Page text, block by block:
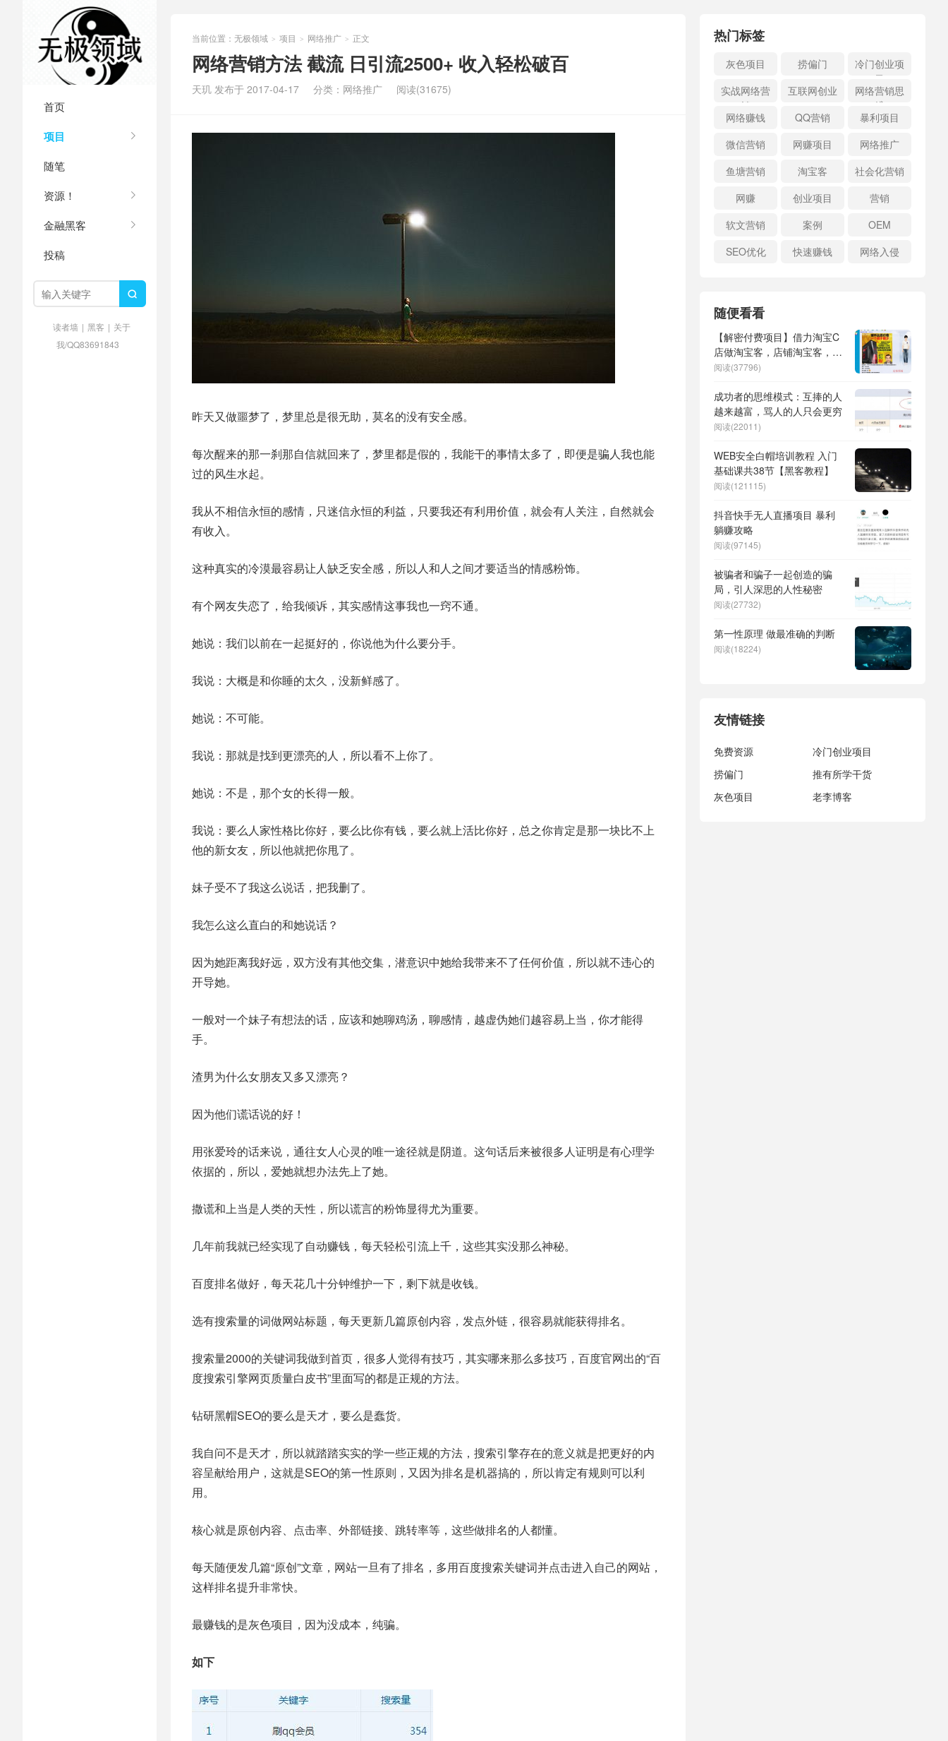
首页
项目
随笔
资源！
金融黑客
投稿

读者墙 | 黑客 | 关于
我/QQ83691843
当前位置： 无极领域 > 项目 > 网络推广 > 正文
网络营销方法 截流 日引流2500+ 收入轻松破百
天玑 发布于 2017-04-17 分类： 网络推广 阅读(31675)
昨天又做噩梦了，梦里总是很无助，莫名的没有安全感。
每次醒来的那一刹那自信就回来了，梦里都是假的，我能干的事情太多了，即便是骗人我也能
过的风生水起。
我从不相信永恒的感情，只迷信永恒的利益，只要我还有利用价值，就会有人关注，自然就会
有收入。
这种真实的冷漠最容易让人缺乏安全感，所以人和人之间才要适当的情感粉饰。
有个网友失恋了，给我倾诉，其实感情这事我也一窍不通。
她说：我们以前在一起挺好的，你说他为什么要分手。
我说：大概是和你睡的太久，没新鲜感了。
她说：不可能。
我说：那就是找到更漂亮的人，所以看不上你了。
她说：不是，那个女的长得一般。
我说：要么人家性格比你好，要么比你有钱，要么就上活比你好，总之你肯定是那一块比不上
他的新女友，所以他就把你甩了。
妹子受不了我这么说话，把我删了。
我怎么这么直白的和她说话？
因为她距离我好远，双方没有其他交集，潜意识中她给我带来不了任何价值，所以就不违心的
开导她。
一般对一个妹子有想法的话，应该和她聊鸡汤，聊感情，越虚伪她们越容易上当，你才能得
手。
渣男为什么女朋友又多又漂亮？
因为他们谎话说的好！
用张爱玲的话来说，通往女人心灵的唯一途径就是阴道。这句话后来被很多人证明是有心理学
依据的，所以，爱她就想办法先上了她。
撒谎和上当是人类的天性，所以谎言的粉饰显得尤为重要。
几年前我就已经实现了自动赚钱，每天轻松引流上千，这些其实没那么神秘。
百度排名做好，每天花几十分钟维护一下，剩下就是收钱。
选有搜索量的词做网站标题，每天更新几篇原创内容，发点外链，很容易就能获得排名。
搜索量2000的关键词我做到首页，很多人觉得有技巧，其实哪来那么多技巧，百度官网出的“百
度搜索引擎网页质量白皮书”里面写的都是正规的方法。
钻研黑帽SEO的要么是天才，要么是蠢货。
我自问不是天才，所以就踏踏实实的学一些正规的方法，搜索引擎存在的意义就是把更好的内
容呈献给用户，这就是SEO的第一性原则，又因为排名是机器搞的，所以肯定有规则可以利
用。
核心就是原创内容、点击率、外部链接、跳转率等，这些做排名的人都懂。
每天随便发几篇“原创”文章，网站一旦有了排名，多用百度搜索关键词并点击进入自己的网站，
这样排名提升非常快。
最赚钱的是灰色项目，因为没成本，纯骗。
如下
热门标签
灰色项目 捞偏门
冷门创业项
目
实战网络营
销
互联网创业
网络营销思
维
网络赚钱
QQ营销
暴利项目
微信营销
网赚项目
网络推广
鱼塘营销
淘宝客
社会化营销
网赚
创业项目
营销
软文营销
案例
OEM
SEO优化
快速赚钱 网络入侵
随便看看
【解密付费项目】借力淘宝C
店做淘宝客，店铺淘宝客，新
手盈利很轻松
阅读(37796)
成功者的思维模式：互捧的人
越来越富，骂人的人只会更穷
阅读(22011)
WEB安全白帽培训教程 入门
基础课共38节【黑客教程】
阅读(121115)
抖音快手无人直播项目 暴利
躺赚攻略
阅读(97145)
被骗者和骗子一起创造的骗
局，引人深思的人性秘密
阅读(27732)
第一性原理 做最准确的判断
阅读(18224)
友情链接
免费资源
冷门创业项目
捞偏门
推有所学干货
灰色项目
老李博客